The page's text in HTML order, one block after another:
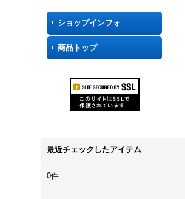
ショップインフォ
商品トップ
最近チェックしたアイテム
0件